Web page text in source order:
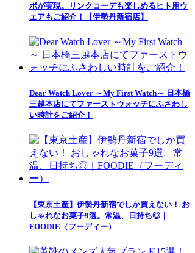
ボが実現。リンクコーデも楽しめるヒト用ウ
ェアもご紹介！【伊勢丹新宿店】
Dear Watch Lover ～My First Watch～ 日本橋
三越本店にてファーストウォッチにふさわし
い時計をご紹介！
【東京土産】伊勢丹新宿でしか買えない！ お
しゃれなお菓子9選。常温、日持ち◎｜
FOODIE（フーディー）